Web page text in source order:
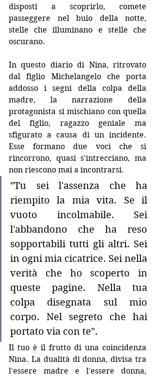
disposti a scoprirlo, comete
passeggere nel buio della notte,
stelle che illuminano e stelle che
oscurano.
In questo diario di Nina, ritrovato
dal figlio Michelangelo che porta
addosso i segni della colpa della
madre, la narrazione della
protagonista si mischiano con quella
del figlio, ragazzo geniale ma
sfigurato a causa di un incidente.
Esse formano due voci che si
rincorrono, quasi s'intrecciano, ma
non riescono mai a incontrarsi.
"Tu sei l'assenza che ha
riempito la mia vita. Se il
vuoto incolmabile. Sei
l'abbandono che ha reso
sopportabili tutti gli altri. Sei
in ogni mia cicatrice. Sei nella
verità che ho scoperto in
queste pagine. Nella tua
colpa disegnata sul mio
corpo. Nel segreto che hai
portato via con te".
Il tuo è il frutto di una coincidenza
Nina. La dualità di donna, divisa tra
l'essere madre e l'essere donna,